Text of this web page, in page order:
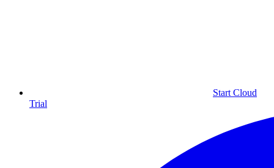
Start Cloud
Trial